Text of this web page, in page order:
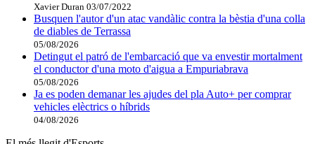
Xavier Duran 03/07/2022
Busquen l'autor d'un atac vandàlic contra la bèstia d'una colla
de diables de Terrassa
05/08/2026
Detingut el patró de l'embarcació que va envestir mortalment
el conductor d'una moto d'aigua a Empuriabrava
05/08/2026
Ja es poden demanar les ajudes del pla Auto+ per comprar
vehicles elèctrics o híbrids
04/08/2026